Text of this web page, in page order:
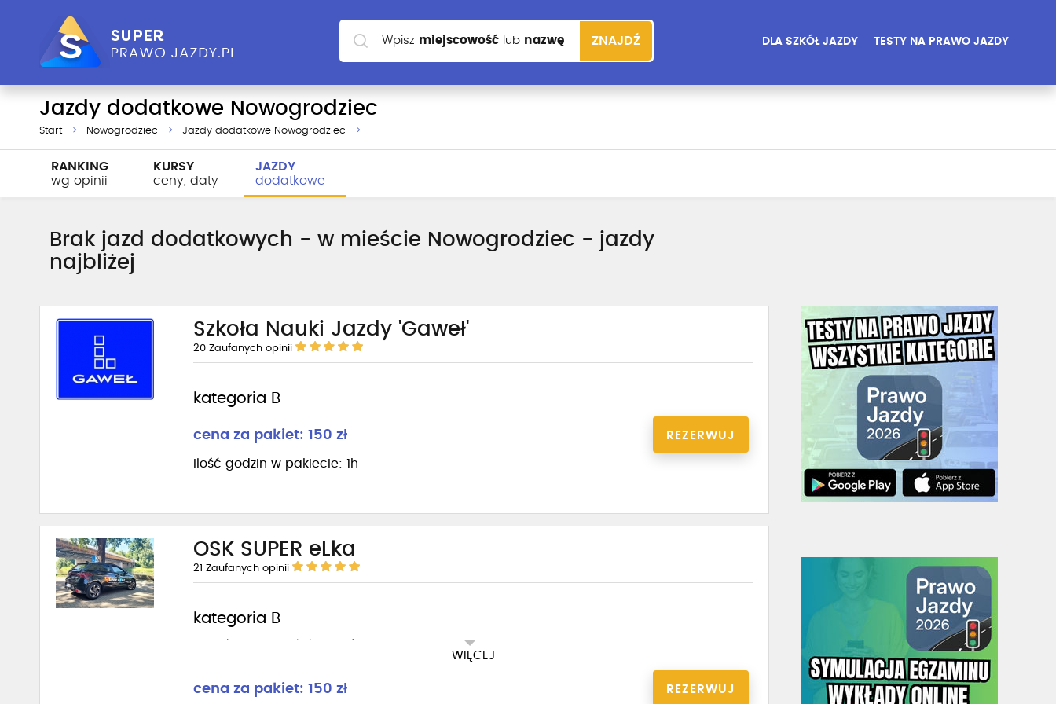
DLA SZKÓŁ JAZDY TESTY NA PRAWO JAZDY
Wpisz miejscowość lub nazwę
szkoły
ZNAJDŹ
Jazdy dodatkowe Nowogrodziec
Start Nowogrodziec Jazdy dodatkowe Nowogrodziec
RANKING
wg opinii
KURSY
ceny, daty
JAZDY
dodatkowe
Brak jazd dodatkowych - w mieście Nowogrodziec - jazdy
najbliżej
Szkoła Nauki Jazdy 'Gaweł'
20 Zaufanych opinii
kategoria B
cena za pakiet: 150 zł
ilość godzin w pakiecie: 1h
REZERWUJ
OSK SUPER eLka
21 Zaufanych opinii
kategoria B
WIĘCEJ
Dodatkowa jazda dla kursantów z poza OSK- 200 ZŁ
cena za pakiet: 150 zł REZERWUJ